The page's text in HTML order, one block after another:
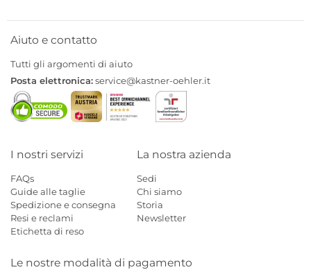
Aiuto e contatto
Tutti gli argomenti di aiuto
Posta elettronica:service@kastner-oehler.it
I nostri servizi
FAQs
Guide alle taglie
Spedizione e consegna
Resi e reclami
Etichetta di reso
La nostra azienda
Sedi
Chi siamo
Storia
Newsletter
Le nostre modalità di pagamento